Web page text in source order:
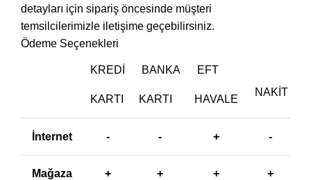
detayları için sipariş öncesinde müşteri
temsilcilerimizle iletişime geçebilirsiniz.
Ödeme Seçenekleri
KREDI
KARTI
BANKA
KARTI
EFT
HAVALE
NAKIT
İnternet - - + -
Mağaza + + + +